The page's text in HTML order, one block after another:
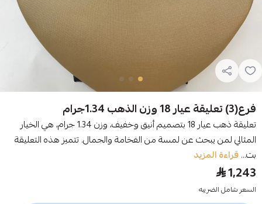
فرع(3) تعليقة عيار 18 وزن الذهب 1.34جرام
تعليقة ذهب عيار 18 بتصميم أنيق وخفيف، وزن 1.34 جرام، هي الخيار
المثالي لمن يبحث عن لمسة من الفخامة والجمال. تتميز هذه التعليقة
بت...قراءة المزيد
1,243
السعر شامل الضريبه